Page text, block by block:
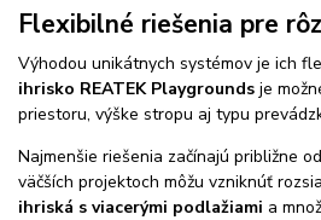
Flexibilné riešenia pre
Výhodou unikátnych systémov je ich
ihrisko REATEK Playgrounds je
priestoru, výške stropu aj typu
Najmenšie riešenia začínajú približne od
väčších projektoch môžu vzniknúť
ihriská s viacerými podlažiami a